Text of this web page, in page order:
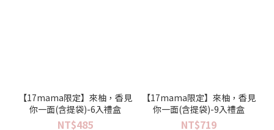
【17mama限定】來柚，香見
你一面(含提袋)-6入禮盒
NT$485
【17mama限定】來柚，香見
你一面(含提袋)-9入禮盒
NT$719